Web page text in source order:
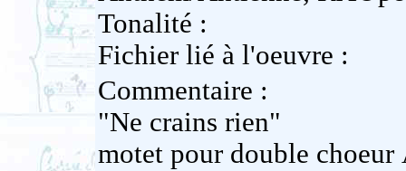
Tonalité :
Fichier lié à l'oeuvre :
Commentaire :
"Ne crains rien"
motet pour double